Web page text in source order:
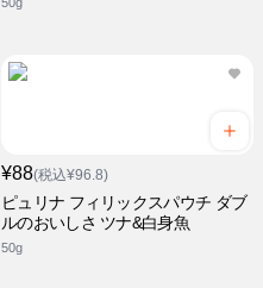
¥88(税込¥96.8)
ピュリナ フィリックスパウチ ダブ
ルのおいしさ ツナ&白身魚
50g